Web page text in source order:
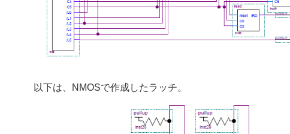
以下は、NMOSで作成したラッチ。